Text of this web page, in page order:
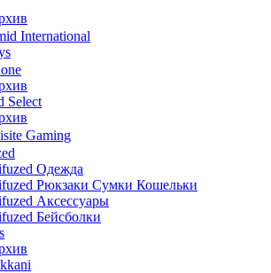
International
Select
Gaming
Одежда
Рюкзаки Сумки Кошельки
Аксессуары
Бейсболки